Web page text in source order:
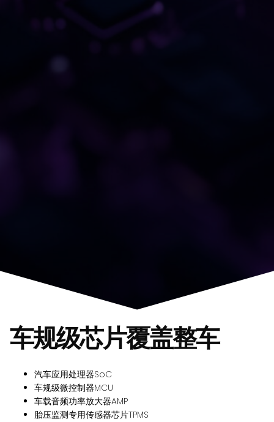
车规级芯片覆盖整车
汽车应用处理器SoC
车规级微控制器MCU
车载音频功率放大器AMP
胎压监测专用传感器芯片TPMS